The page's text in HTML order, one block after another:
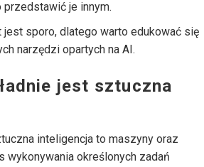
je innym.
sporo, dlatego warto edukować się
narzędzi opartych na AI.
jest sztuczna
inteligencja to maszyny oraz
wykonywania określonych zadań